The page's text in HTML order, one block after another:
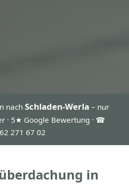
nach Schladen-Werla – nur
· 5★ Google Bewertung · ☎
271 67 02
in